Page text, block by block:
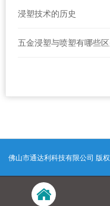
浸塑技术的历史
五金浸塑与喷塑有哪些区
佛山市通达利科技有限公司 版